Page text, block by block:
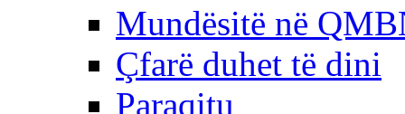
Mundësitë në
Çfarë duhet të dini
Paraqitu